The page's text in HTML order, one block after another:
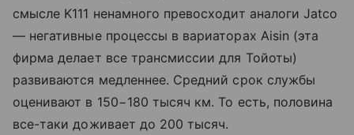
смысле K111 ненамного превосходит аналоги Jatco
— негативные процессы в вариаторах Aisin (эта
фирма делает все трансмиссии для Тойоты)
развиваются медленнее. Средний срок службы
оценивают в 150−180 тысяч км. То есть, половина
все-таки доживает до 200 тысяч.